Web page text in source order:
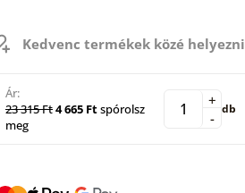
Kedvenc termékek közé helyezni
Ár:
23 315 Ft4 665 Ftspórolsz
meg
-
+ db